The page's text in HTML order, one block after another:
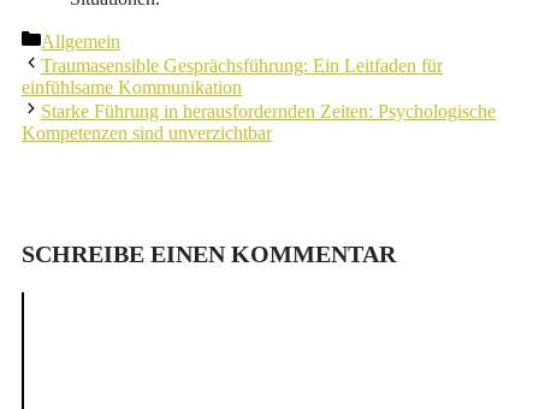
Kategorien
Allgemein
Traumasensible Gesprächsführung: Ein Leitfaden für
einfühlsame Kommunikation
Starke Führung in herausfordernden Zeiten: Psychologische
Kompetenzen sind unverzichtbar
SCHREIBE EINEN KOMMENTAR